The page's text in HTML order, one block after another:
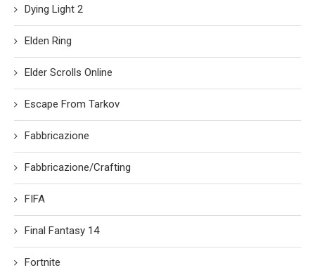
Dying Light 2
Elden Ring
Elder Scrolls Online
Escape From Tarkov
Fabbricazione
Fabbricazione/Crafting
FIFA
Final Fantasy 14
Fortnite